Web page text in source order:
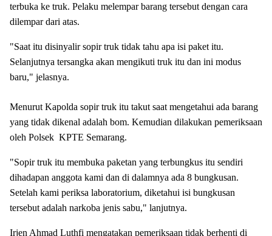
terbuka ke truk. Pelaku melempar barang tersebut dengan cara
dilempar dari atas.
"Saat itu disinyalir sopir truk tidak tahu apa isi paket itu.
Selanjutnya tersangka akan mengikuti truk itu dan ini modus
baru," jelasnya.
Menurut Kapolda sopir truk itu takut saat mengetahui ada barang
yang tidak dikenal adalah bom. Kemudian dilakukan pemeriksaan
oleh Polsek KPTE Semarang.
"Sopir truk itu membuka paketan yang terbungkus itu sendiri
dihadapan anggota kami dan di dalamnya ada 8 bungkusan.
Setelah kami periksa laboratorium, diketahui isi bungkusan
tersebut adalah narkoba jenis sabu," lanjutnya.
Irjen Ahmad Luthfi mengatakan pemeriksaan tidak berhenti di